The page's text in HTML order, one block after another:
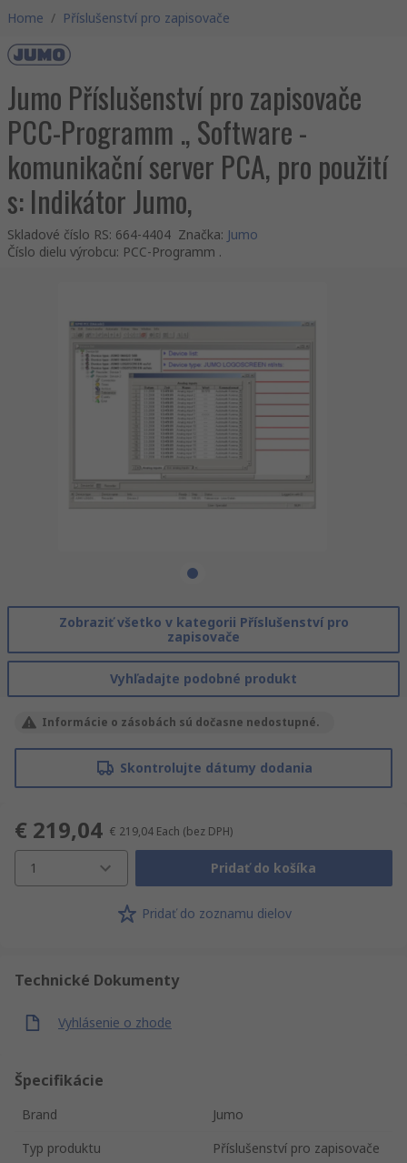
Home / Příslušenství pro zapisovače
Jumo Příslušenství pro zapisovače
PCC-Programm ., Software -
komunikační server PCA, pro použití
s: Indikátor Jumo,
Skladové číslo RS: 664-4404 Značka: Jumo
Číslo dielu výrobcu: PCC-Programm .
Zobraziť všetko v kategorii Příslušenství pro
zapisovače
Vyhľadajte podobné produkt
Informácie o zásobách sú dočasne nedostupné.
Skontrolujte dátumy dodania
€ 219,04 € 219,04 Each (bez DPH)
1 Pridať do košíka
Pridať do zoznamu dielov
Technické Dokumenty
Vyhlásenie o zhode
Špecifikácie
Brand
Jumo
Typ produktu
Příslušenství pro zapisovače